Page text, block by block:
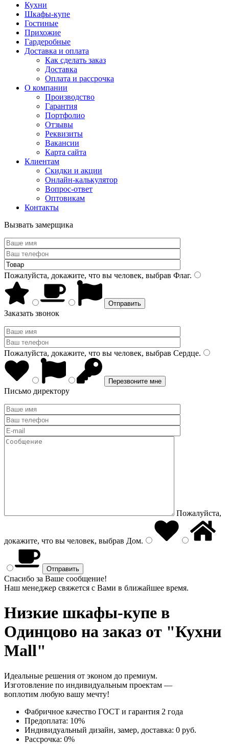
Кухни
Шкафы-купе
Гостиные
Прихожие
Гардеробные
Доставка и оплата
Как сделать заказ
Доставка
Оплата и рассрочка
О компании
Производство
Гарантия
Портфолио
Отзывы
Реквизиты
Вакансии
Карта сайта
Клиентам
Скидки и акции
Онлайн-калькулятор
Вопрос-ответ
Оптовикам
Контакты
Вызвать замерщика
Пожалуйста, докажите, что вы человек, выбрав Флаг.
Заказать звонок
Пожалуйста, докажите, что вы человек, выбрав Сердце.
Письмо директору
Пожалуйста,
докажите, что вы человек, выбрав Дом.
Спасибо за Ваше сообщение!
Наш менеджер свяжется с Вами в ближайшее время.
Низкие шкафы-купе в
Одинцово на заказ от "Кухни
Mall"
Идеальные решения от эконом до премиум.
Изготовление по индивидуальным проектам —
воплотим любую вашу мечту!
Фабричное качество ГОСТ и гарантия 2 года
Предоплата: 10%
Индивидуальный дизайн, замер, доставка: 0 руб.
Рассрочка: 0%